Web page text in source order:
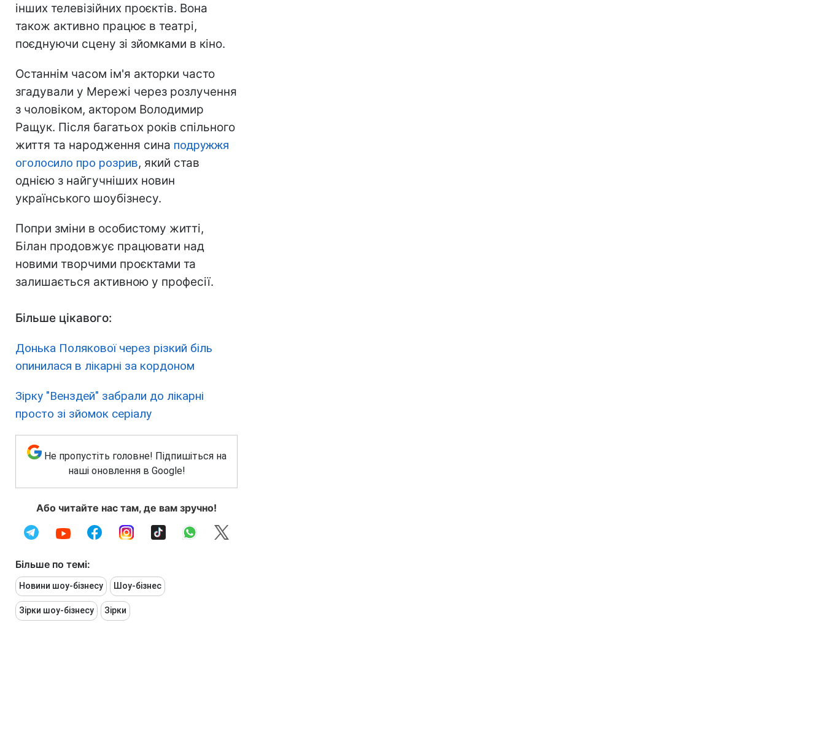
інших телевізійних проєктів. Вона
також активно працює в театрі,
поєднуючи сцену зі зйомками в кіно.
Останнім часом ім'я акторки часто
згадували у Мережі через розлучення
з чоловіком, актором Володимир
Ращук. Після багатьох років спільного
життя та народження сина подружжя
оголосило про розрив, який став
однією з найгучніших новин
українського шоубізнесу.
Попри зміни в особистому житті,
Білан продовжує працювати над
новими творчими проєктами та
залишається активною у професії.
Більше цікавого:
Донька Полякової через різкий біль
опинилася в лікарні за кордоном
Зірку "Венздей" забрали до лікарні
просто зі зйомок серіалу
Не пропустіть головне! Підпишіться на
наші оновлення в Google!
Або читайте нас там, де вам зручно!
Більше по темі:
Новини шоу-бізнесу Шоу-бізнес
Зірки шоу-бізнесу Зірки